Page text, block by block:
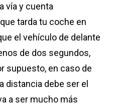
vía y cuenta
tarda tu coche en
el vehículo de delante
de dos segundos,
supuesto, en caso de
distancia debe ser el
a ser mucho más